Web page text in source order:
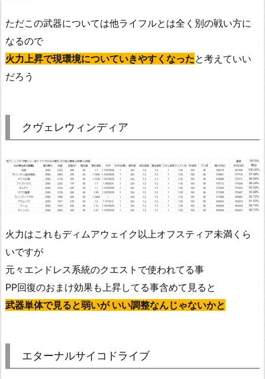
ただこの武器については他ライフルとは全く別の戦い方に
なるので
火力上昇で現環境についていきやすくなったと考えていい
だろう
クヴェレウィンディア
火力はこれもディムアウェイク以上オフスティア未満くら
いですが
元々エンドレス系統のクエストで使われてる事
PP回復のおまけ効果も上昇してる事含めて見ると
武器単体で見ると弱いが いい調整なんじゃないかと
エターナルサイコドライブ